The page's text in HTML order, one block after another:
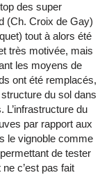
des super
(Ch. Croix de Gay)
tout à alors été
très motivée, mais
les moyens de
ont été remplacés,
du sol dans
L’infrastructure du
par rapport aux
le vignoble comme
de tester
c’est pas fait